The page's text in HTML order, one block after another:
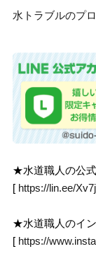
水トラブルのプ
★水道職人の公
[ https://lin.ee/
★水道職人のイ
[ https://